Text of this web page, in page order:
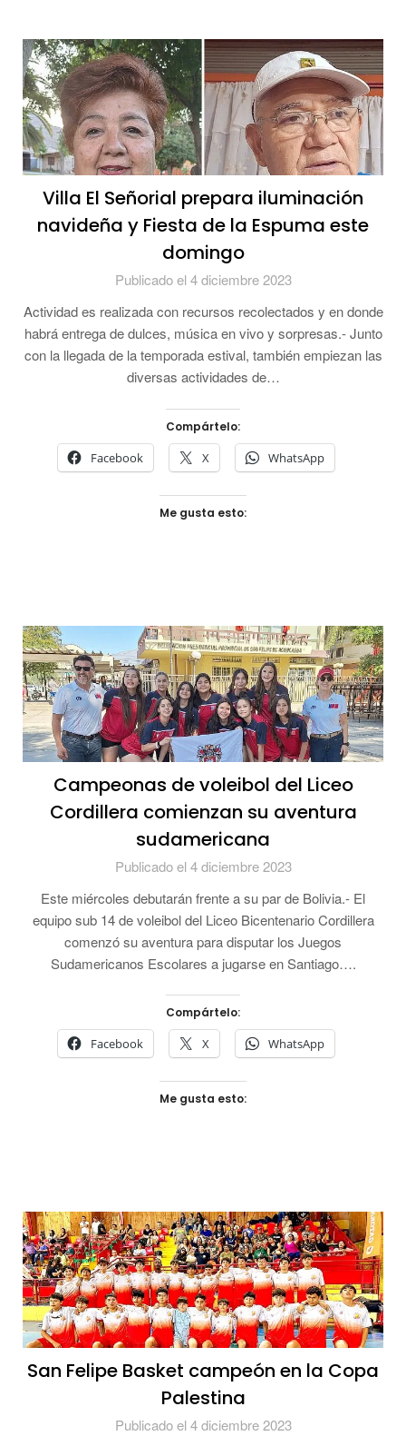
Villa El Señorial prepara iluminación
navideña y Fiesta de la Espuma este
domingo
Publicado el 4 diciembre 2023
Actividad es realizada con recursos recolectados y en donde
habrá entrega de dulces, música en vivo y sorpresas.- Junto
con la llegada de la temporada estival, también empiezan las
diversas actividades de…
Compártelo:
Facebook X WhatsApp
Me gusta esto:
Campeonas de voleibol del Liceo
Cordillera comienzan su aventura
sudamericana
Publicado el 4 diciembre 2023
Este miércoles debutarán frente a su par de Bolivia.- El
equipo sub 14 de voleibol del Liceo Bicentenario Cordillera
comenzó su aventura para disputar los Juegos
Sudamericanos Escolares a jugarse en Santiago….
Compártelo:
Facebook X WhatsApp
Me gusta esto:
San Felipe Basket campeón en la Copa
Palestina
Publicado el 4 diciembre 2023